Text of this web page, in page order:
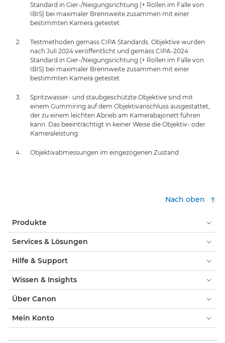
Standard in Gier-/Neigungsrichtung (+ Rollen im Falle von
IBIS) bei maximaler Brennweite zusammen mit einer
bestimmten Kamera getestet.
Testmethoden gemäss CIPA Standards. Objektive wurden
nach Juli 2024 veröffentlicht und gemäss CIPA-2024
Standard in Gier-/Neigungsrichtung (+ Rollen im Falle von
IBIS) bei maximaler Brennweite zusammen mit einer
bestimmten Kamera getestet.
Spritzwasser- und staubgeschützte Objektive sind mit
einem Gummiring auf dem Objektivanschluss ausgestattet,
der zu einem leichten Abrieb am Kamerabajonett führen
kann. Das beeinträchtigt in keiner Weise die Objektiv- oder
Kameraleistung.
Objektivabmessungen im eingezogenen Zustand
Nach oben
Produkte
Services & Lösungen
Hilfe & Support
Wissen & Insights
Über Canon
Mein Konto